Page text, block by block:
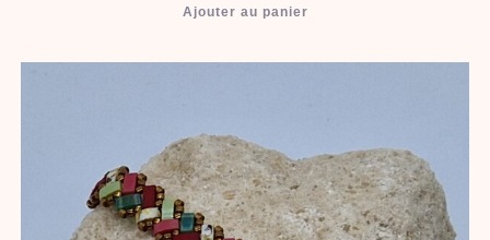
Ajouter au panier